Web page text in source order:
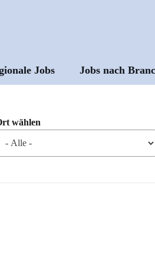
Jobs Jobs nach
wählen